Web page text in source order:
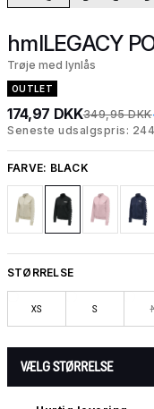
hmlLEGACY
Trøje med lynlås
OUTLET
174,97 DKK349,95 DKK
Seneste udsalgspris:
FARVE: BLACK
STØRRELSE
XS S
VÆLG STØRRELSE